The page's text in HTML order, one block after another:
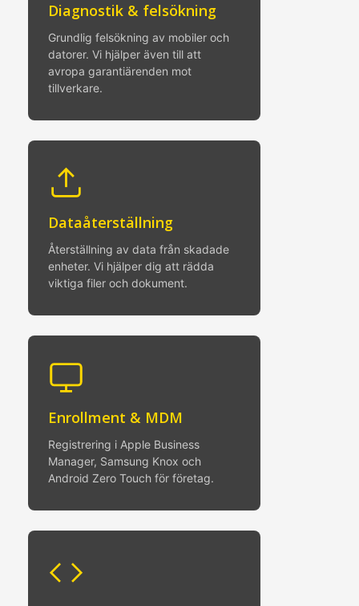
Diagnostik & felsökning
Grundlig felsökning av mobiler och
datorer. Vi hjälper även till att
avropa garantiärenden mot
tillverkare.
Dataåterställning
Återställning av data från skadade
enheter. Vi hjälper dig att rädda
viktiga filer och dokument.
Enrollment & MDM
Registrering i Apple Business
Manager, Samsung Knox och
Android Zero Touch för företag.